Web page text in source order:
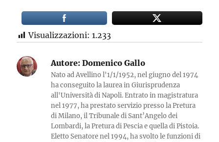
Visualizzazioni: 1.233
Autore: Domenico Gallo
Nato ad Avellino l'1/1/1952, nel giugno del 1974
ha conseguito la laurea in Giurisprudenza
all'Università di Napoli. Entrato in magistratura
nel 1977, ha prestato servizio presso la Pretura
di Milano, il Tribunale di Sant’Angelo dei
Lombardi, la Pretura di Pescia e quella di Pistoia.
Eletto Senatore nel 1994, ha svolto le funzioni di